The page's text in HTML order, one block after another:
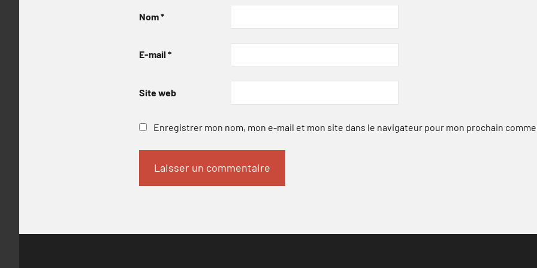
Nom*
E-mail *
Site web
Enregistrer mon nom, mon e-mail et mon site dans le navigateur pour mon prochain